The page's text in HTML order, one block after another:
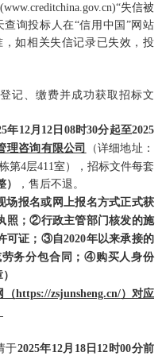
失信被
查询投标人在“信用中国”网站
，如相关失信记录已失效，投
记、缴费并成功获取招标文
年12月 12 日 08时30分起至2025
理咨询有限公司
（详细地址：
第4层411 室），招标文件每套
）
，售后不退。
场报名或网上报名方式正式获
照；②行政主管部门核发的施
可证；③自2020年以来承接的
务分包合同； ④购买人身份
（https://zsjunsheng.cn/）对应
于2025年12月 18日 12 时00分前